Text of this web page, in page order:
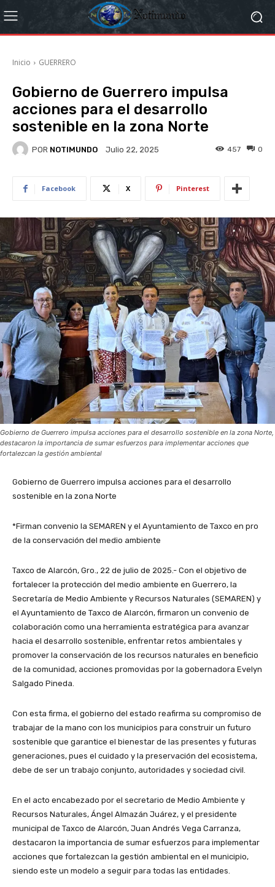
Inicio GUERRERO
Gobierno de Guerrero impulsa
acciones para el desarrollo
sostenible en la zona Norte
POR NOTIMUNDO Julio 22, 2025 0
457
Facebook X Pinterest
Gobierno de Guerrero impulsa acciones para el desarrollo sostenible en la zona Norte,
destacaron la importancia de sumar esfuerzos para implementar acciones que
fortalezcan la gestión ambiental
Gobierno de Guerrero impulsa acciones para el desarrollo
sostenible en la zona Norte
*Firman convenio la SEMAREN y el Ayuntamiento de Taxco en pro
de la conservación del medio ambiente
Taxco de Alarcón, Gro., 22 de julio de 2025.- Con el objetivo de
fortalecer la protección del medio ambiente en Guerrero, la
Secretaría de Medio Ambiente y Recursos Naturales (SEMAREN) y
el Ayuntamiento de Taxco de Alarcón, firmaron un convenio de
colaboración como una herramienta estratégica para avanzar
hacia el desarrollo sostenible, enfrentar retos ambientales y
promover la conservación de los recursos naturales en beneficio
de la comunidad, acciones promovidas por la gobernadora Evelyn
Salgado Pineda.
Con esta firma, el gobierno del estado reafirma su compromiso de
trabajar de la mano con los municipios para construir un futuro
sostenible que garantice el bienestar de las presentes y futuras
generaciones, pues el cuidado y la preservación del ecosistema,
debe de ser un trabajo conjunto, autoridades y sociedad civil.
En el acto encabezado por el secretario de Medio Ambiente y
Recursos Naturales, Ángel Almazán Juárez, y el presidente
municipal de Taxco de Alarcón, Juan Andrés Vega Carranza,
destacaron la importancia de sumar esfuerzos para implementar
acciones que fortalezcan la gestión ambiental en el municipio,
siendo este un modelo a seguir para todas las entidades.